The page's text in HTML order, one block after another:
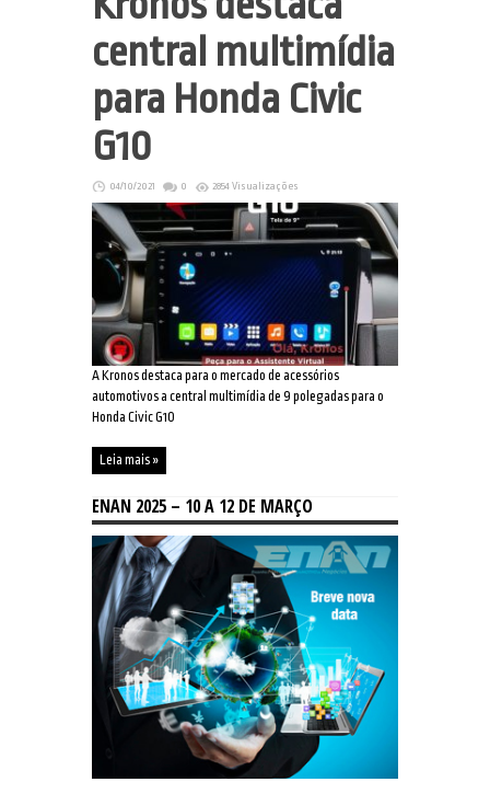
central multimídia
para Honda Civic
G10
04/10/2021 0 2854 Visualizações
A Kronos destaca para o mercado de acessórios
automotivos a central multimídia de 9 polegadas para o
Honda Civic G10
Leia mais »
ENAN 2025 – 10 A 12 DE MARÇO